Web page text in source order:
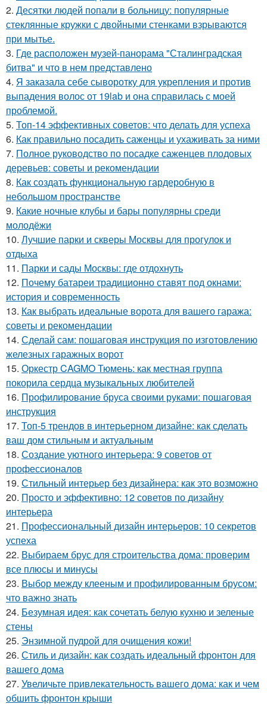
2. Десятки людей попали в больницу: популярные
стеклянные кружки с двойными стенками взрываются
при мытье.
3. Где расположен музей-панорама "Сталинградская
битва" и что в нем представлено
4. Я заказала себе сыворотку для укрепления и против
выпадения волос от 19lab и она справилась с моей
проблемой.
5. Топ-14 эффективных советов: что делать для успеха
6. Как правильно посадить саженцы и ухаживать за ними
7. Полное руководство по посадке саженцев плодовых
деревьев: советы и рекомендации
8. Как создать функциональную гардеробную в
небольшом пространстве
9. Какие ночные клубы и бары популярны среди
молодёжи
10. Лучшие парки и скверы Москвы для прогулок и
отдыха
11. Парки и сады Москвы: где отдохнуть
12. Почему батареи традиционно ставят под окнами:
история и современность
13. Как выбрать идеальные ворота для вашего гаража:
советы и рекомендации
14. Сделай сам: пошаговая инструкция по изготовлению
железных гаражных ворот
15. Оркестр CAGMO Тюмень: как местная группа
покорила сердца музыкальных любителей
16. Профилирование бруса своими руками: пошаговая
инструкция
17. Топ-5 трендов в интерьерном дизайне: как сделать
ваш дом стильным и актуальным
18. Создание уютного интерьера: 9 советов от
профессионалов
19. Стильный интерьер без дизайнера: как это возможно
20. Просто и эффективно: 12 советов по дизайну
интерьера
21. Профессиональный дизайн интерьеров: 10 секретов
успеха
22. Выбираем брус для строительства дома: проверим
все плюсы и минусы
23. Выбор между клееным и профилированным брусом:
что важно знать
24. Безумная идея: как сочетать белую кухню и зеленые
стены
25. Энзимной пудрой для очищения кожи!
26. Стиль и дизайн: как создать идеальный фронтон для
вашего дома
27. Увеличьте привлекательность вашего дома: как и чем
обшить фронтон крыши